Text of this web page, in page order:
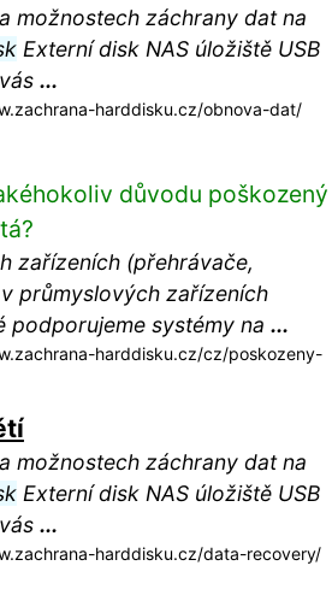
možnostech záchrany dat na
Externí disk NAS úložiště USB
...
harddisku.cz/obnova-dat/
důvodu poškozený
zařízeních (přehrávače,
průmyslových zařízeních
podporujeme systémy na ...
harddisku.cz/cz/poskozeny-
možnostech záchrany dat na
Externí disk NAS úložiště USB
...
harddisku.cz/data-recovery/